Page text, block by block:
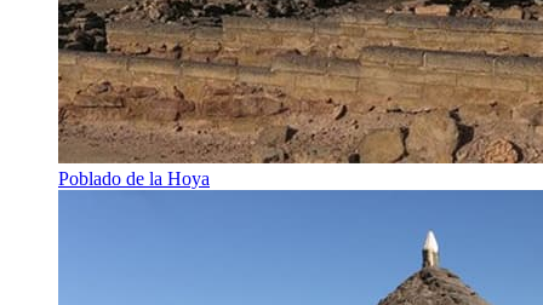
Poblado de la Hoya